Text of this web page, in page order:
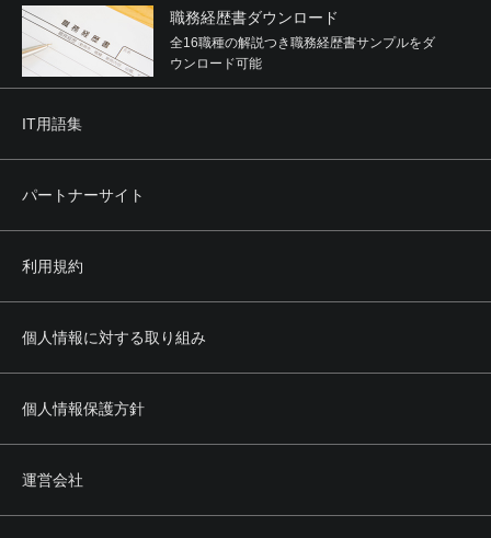
職務経歴書ダウンロード
全16職種の解説つき職務経歴書サンプルをダ
ウンロード可能
IT用語集
パートナーサイト
利用規約
個人情報に対する取り組み
個人情報保護方針
運営会社